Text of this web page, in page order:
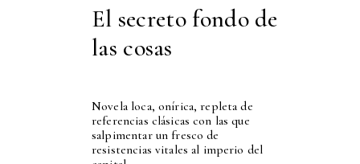
El secreto fondo de
las cosas
Novela loca, onírica, repleta de
referencias clásicas con las que
salpimentar un fresco de
resistencias vitales al imperio del